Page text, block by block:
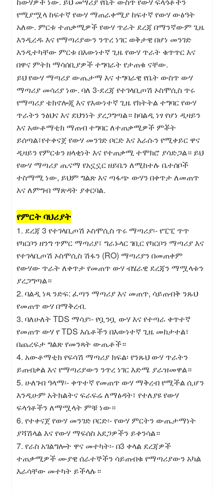
የሚያሟላ ከፍተኛ የውሃ ማጠራቀሚያ ከፍተኛ የውሃ ውፅዓት
አለው. ምርቱ ተጠቃሚዎች የውሃ ጥራት ደረጃ በማንኛውም ጊዜ
እንዲረዱ እና የማጣሪያውን ንጥረ ነገር ወቅታዊ በሆነ መንገድ
እንዲተካቸው ምርቱ በእውነተኛ ጊዜ የውሃ ጥራት ቁጥጥር እና
በዋና ምትክ ማሳሰቢያዎች ተግባራት የታጠቁ ናቸው.
ይህ የውሃ ማጣሪያ ውጤታማ እና ተግባራዊ የቤት ውስጥ ውሃ
ማጣሪያ መሳሪያ ነው. ባለ 3-ደረጃ የተገላቢጦሽ ኦስሞሲስ ጥሩ
የማጣሪያ ቴክኖሎጂ እና የእውነተኛ ጊዜ የክትትል ተግባር የውሃ
ጥራትን ንፅህና እና ደህንነት ያረጋግጣል። ከባልዲ ነፃ የሆነ ዲዛይን
እና አውቶማቲክ ማጠብ ተግባር ለተጠቃሚዎች ምቾት
ይሰጣል፣የተቀናጀ የውሃ መንገድ ቦርድ እና እራሱን የሚቀይር ዋና
ዲዛይን የምርቱን ዘላቂነት እና የተጠቃሚ ተሞክሮ ያሳድጋል። ይህ
የውሃ ማጣሪያ ጤናማ የአኗኗር ዘይቤን ለሚከተሉ ቤተሰቦች
ተስማሚ ነው, ይህም ግልጽ እና ጣፋጭ ውሃን በቀጥታ ለመጠጥ
እና ለምግብ ማጽዳት ያቀርባል.
የምርት ባህሪያት
1. ደረጃ 3 የተገላቢጦሽ ኦስሞሲስ ጥሩ ማጣሪያ፡- የፒፒ ጥጥ
የካርቦን ዘንግ ጥምር ማጣሪያ፣ ግራኑላር ገቢር የካርቦን ማጣሪያ እና
የተገላቢጦሽ ኦስሞሲስ ሽፋን (RO) ማጣሪያን በመጠቀም
የውሃው ጥራት ለቀጥታ የመጠጥ ውሃ ብሄራዊ ደረጃን ማሟላቱን
ያረጋግጣል።
2. ባልዲ ነጻ ንድፍ: ፈጣን ማጣሪያ እና መጠጥ, ሳይጠብቅ ንጹህ
የመጠጥ ውሃ በማቅረብ.
3. ባለሁለት TDS ማሳያ፡- የቧንቧ ውሃ እና የተጣራ ቀጥተኛ
የመጠጥ ውሃ የ TDS እሴቶችን በእውነተኛ ጊዜ መከታተል፣
በጨረፍታ ግልጽ የመንጻት ውጤቶች።
4. አውቶማቲክ የፍሳሽ ማጣሪያ ክፍል፡ የንጹህ ውሃ ጥራትን
ይጠብቃል እና የማጣሪያውን ንጥረ ነገር እድሜ ያራዝመዋል።
5. ሁለገብ ዓላማ፡- ቀጥተኛ የመጠጥ ውሃ ማቅረብ የሚችል ሲሆን
እንዲሁም አትክልትና ፍራፍሬ ለማፅዳት፣ የተለያዩ የውሃ
ፍላጎቶችን ለማሟላት ምቹ ነው።
6. የተቀናጀ የውሃ መንገድ ቦርድ፡- የውሃ ምርትን ውጤታማነት
ያሻሽላል እና የውሃ ማፍሰስ አደጋዎችን ይቀንሳል።
7. የራስ አገልግሎት ዋና መተካት፡- በ3 ቀላል ደረጃዎች
ተጠቃሚዎች ሙያዊ ሰራተኞችን ሳይጠብቁ የማጣሪያውን አካል
እራሳቸው መተካት ይችላሉ።